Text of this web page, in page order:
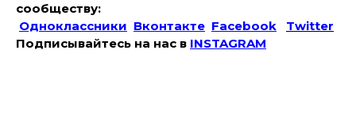
сообществу:
Одноклассники Вконтакте Facebook
Twitter
Подписывайтесь на наc в INSTAGRAM